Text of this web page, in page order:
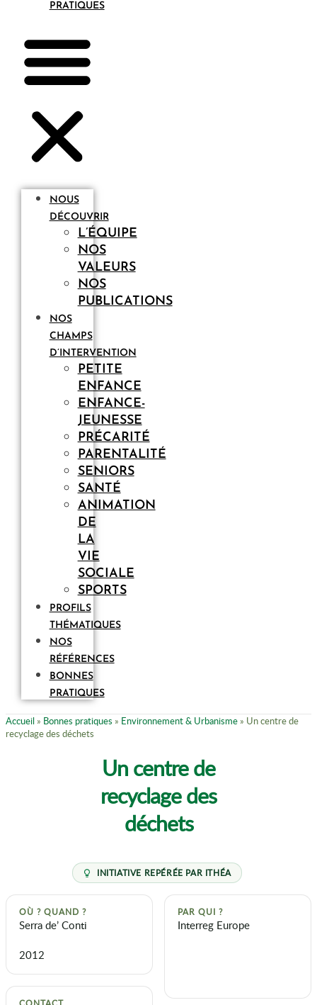
PRATIQUES
NOUS
DÉCOUVRIR
L’ÉQUIPE
NOS
VALEURS
NOS
PUBLICATIONS
NOS
CHAMPS
D’INTERVENTION
PETITE
ENFANCE
ENFANCE-
JEUNESSE
PRÉCARITÉ
PARENTALITÉ
SENIORS
SANTÉ
ANIMATION
DE
LA
VIE
SOCIALE
SPORTS
PROFILS
THÉMATIQUES
NOS
RÉFÉRENCES
BONNES
PRATIQUES
Accueil » Bonnes pratiques » Environnement & Urbanisme » Un centre de
recyclage des déchets
Un centre de
recyclage des
déchets
OÙ ? QUAND ?
Serra de’ Conti
2012
PAR QUI ?
Interreg Europe